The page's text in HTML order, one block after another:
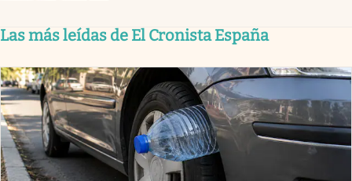
Las más leídas de El Cronista España